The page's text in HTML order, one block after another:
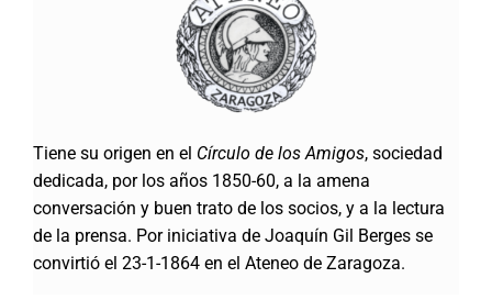
Tiene su origen en el Círculo de los Amigos, sociedad
dedicada, por los años 1850-60, a la amena
conversación y buen trato de los socios, y a la lectura
de la prensa. Por iniciativa de Joaquín Gil Berges se
convirtió el 23-1-1864 en el Ateneo de Zaragoza.